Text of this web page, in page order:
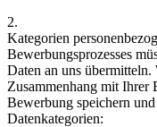
2.
Kategorien
Bewerbungsprozesses
Daten an uns
Zusammenhang mit Ihrer
Bewerbung speichern
Datenkategorien: